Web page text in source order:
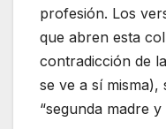
profesión. Los
que abren esta
contradicción de
se ve a sí misma),
“segunda madre y